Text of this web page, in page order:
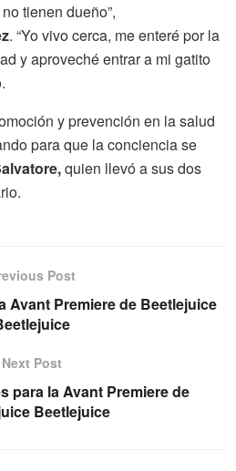
tienen dueño”,
. “Yo vivo cerca, me enteré por la
y aproveché entrar a mi gatito
y prevención en la salud
para que la conciencia se
quien llevó a sus dos
Post
Avant Premiere de Beetlejuice
Next Post
para la Avant Premiere de
Beetlejuice